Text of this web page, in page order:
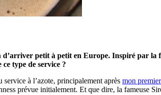
petit à petit en Europe. Inspiré par la
type de service ?
service à l’azote, principalement après mon
prévue initialement. Et que dire, la fameuse